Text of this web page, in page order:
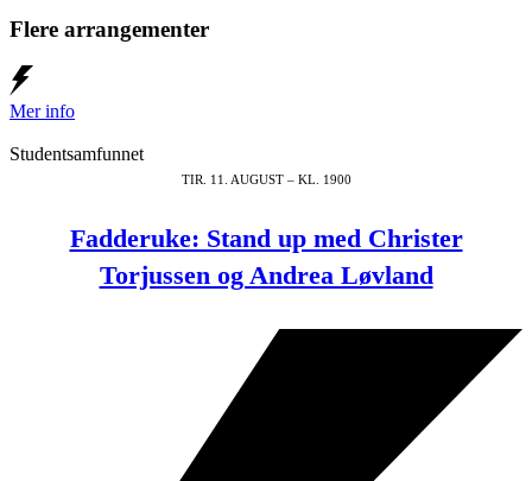
Flere arrangementer
Mer info
Studentsamfunnet
TIR. 11. AUGUST – KL. 1900
Fadderuke: Stand up med Christer
Torjussen og Andrea Løvland